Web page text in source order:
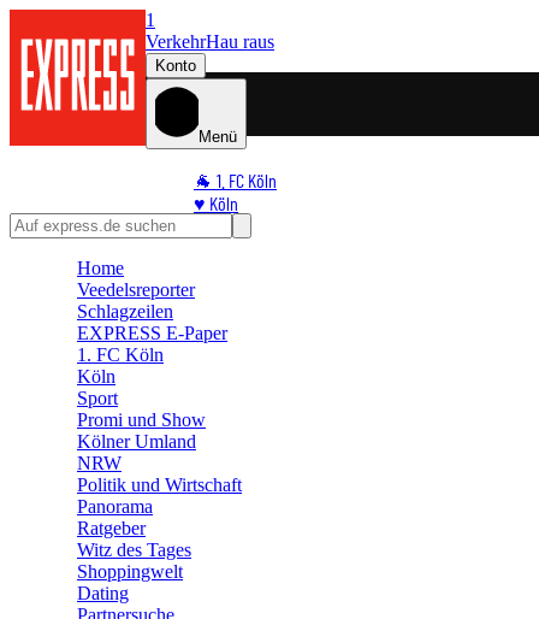
1
VerkehrHau raus
Konto
Menü
🐐 1. FC Köln
♥️ Köln
🛒 Shoppingwelt
Home
Veedelsreporter
Schlagzeilen
EXPRESS E-Paper
1. FC Köln
Köln
Sport
Promi und Show
Kölner Umland
NRW
Politik und Wirtschaft
Panorama
Ratgeber
Witz des Tages
Shoppingwelt
Dating
Partnersuche